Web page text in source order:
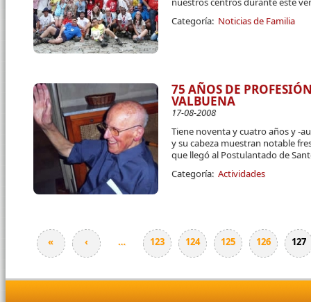
Categoría: Noticias de Familia
75 AÑOS DE
VALBUENA
17-08-2008
Tiene noventa y cuatro años y -
y su cabeza muestran notable
que llegó al Postulantado de
Categoría: Actividades
Páginas
« ‹ … 123 124 125 126 127